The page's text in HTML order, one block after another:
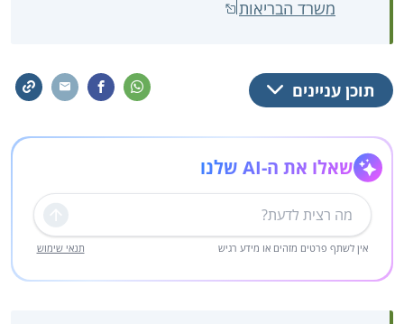
משרד הבריאות
תוכן עניינים
שאלו את ה-AI שלנו
שליחה
אין לשתף פרטים מזהים או מידע רגיש תנאי שימוש